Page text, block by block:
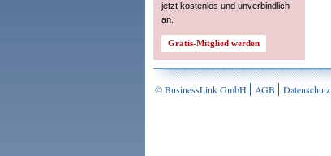
jetzt kostenlos und unverbindlich
an.
© BusinessLink GmbH AGB Datenschutz